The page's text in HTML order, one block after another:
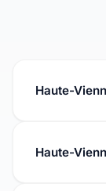
Haute-
博物馆 »标签
Haute-